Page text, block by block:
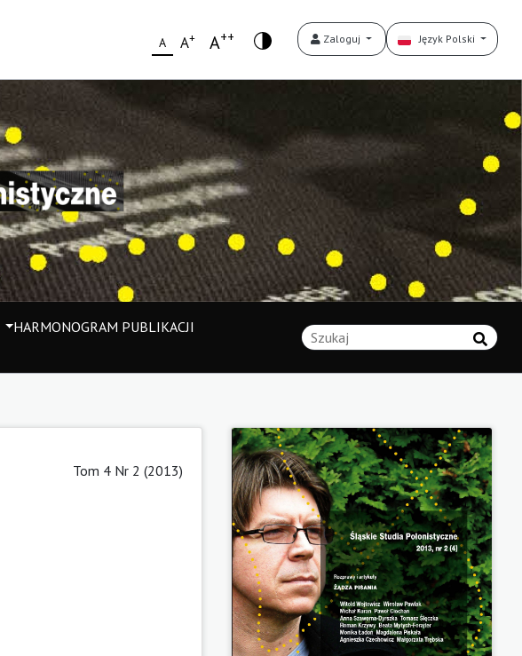
A A+ A++ Zaloguj Język Polski
HARMONOGRAM PUBLIKACJI
Tom 4 Nr 2 (2013)